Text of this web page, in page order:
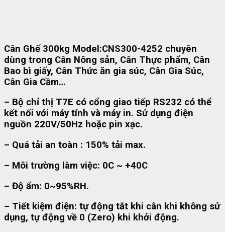
Cân Ghế 300kg Model:CNS300-4252 chuyên
dùng trong Cân Nông sản, Cân Thực phẩm, Cân
Bao bì giấy, Cân Thức ăn gia súc, Cân Gia Súc,
Cân Gia Cầm…
– Bộ chỉ thị T7E có cổng giao tiếp RS232 có thể
kết nối với máy tính và máy in. Sử dụng điện
nguồn 220V/50Hz hoặc pin xạc.
– Quá tải an toàn : 150% tải max.
– Môi trường làm việc: 0C ~ +40C
– Độ ẩm: 0~95%RH.
– Tiết kiệm điện: tự động tắt khi cân khi không sử
dụng, tự động về 0 (Zero) khi khởi động.